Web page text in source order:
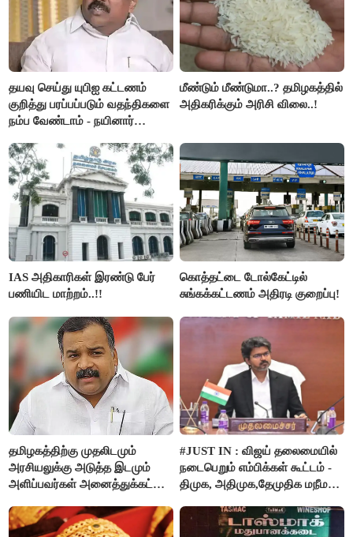
தயவு செய்து யுபிஐ கட்டணம்
குறித்து பரப்பப்படும் வதந்திகளை
நம்ப வேண்டாம் - நயினார்
மீண்டும் மீண்டுமா..? தமிழகத்தில்
அதிகரிக்கும் அரிசி விலை..!
IAS அதிகாரிகள் இரண்டு பேர்
பணியிட மாற்றம்..!!
கொத்தட்டை டோல்கேட்டில்
சுங்கக்கட்டணம் அதிரடி குறைப்பு!
தமிழகத்திற்கு முதலிடமும்
அரசியலுக்கு அடுத்த இடமும்
அளிப்பவர்கள் அனைத்துக்கட்சி
பங்கேற்பார்கள் - மாணிக்கம்
தாகூர்..!!
#JUST IN : விஜய் தலைமையில்
நடைபெறும் எம்பிக்கள் கூட்டம் -
திமுக, அதிமுக,தேமுதிக மநீம